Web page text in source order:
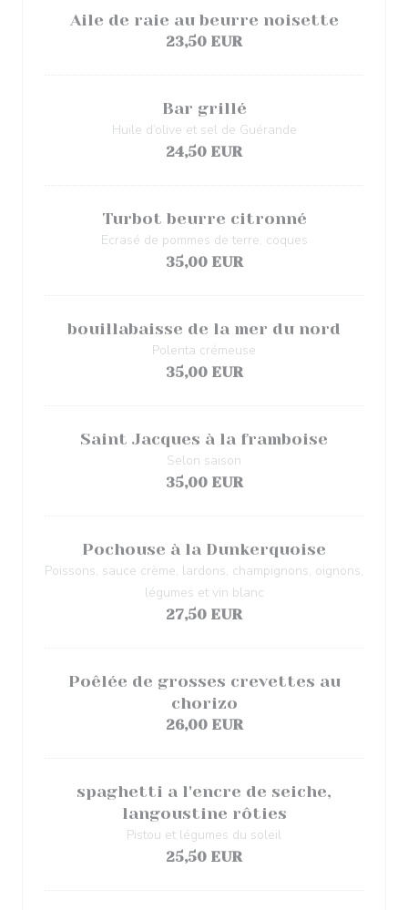
Aile de raie au beurre noisette
23,50 EUR
Bar grillé
Huile d’olive et sel de Guérande
24,50 EUR
Turbot beurre citronné
Ecrasé de pommes de terre, coques
35,00 EUR
bouillabaisse de la mer du nord
Polenta crémeuse
35,00 EUR
Saint Jacques à la framboise
Selon saison
35,00 EUR
Pochouse à la Dunkerquoise
Poissons, sauce crème, lardons, champignons, oignons,
légumes et vin blanc
27,50 EUR
Poêlée de grosses crevettes au
chorizo
26,00 EUR
spaghetti a l'encre de seiche,
langoustine rôties
Pistou et légumes du soleil
25,50 EUR